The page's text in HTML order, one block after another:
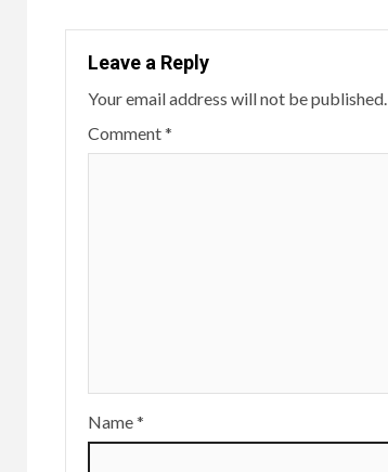
Leave a Reply
Your email address will not be published.
Comment*
Name*